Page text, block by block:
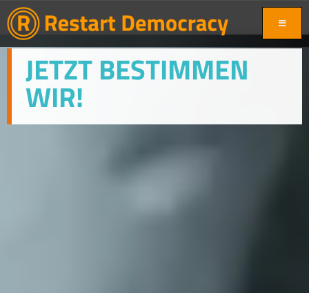
JETZT BESTIMMEN
WIR!